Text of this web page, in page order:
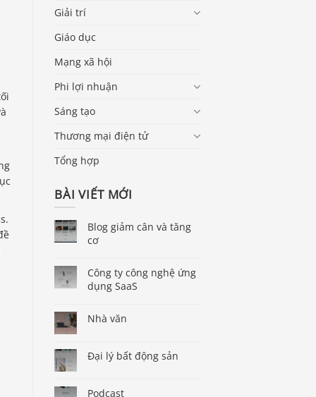
Giải trí
Giáo dục
Mạng xã hội
Phi lợi nhuận
Sáng tạo
Thương mại điện tử
Tổng hợp
BÀI VIẾT MỚI
Blog giảm cân và tăng
cơ
Công ty công nghệ ứng
dụng SaaS
Nhà văn
Đại lý bất động sản
Podcast